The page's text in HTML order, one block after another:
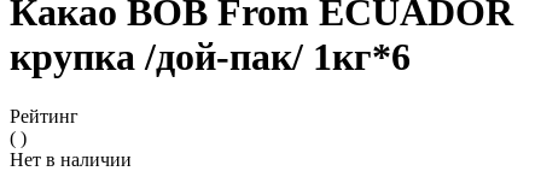
Какао BOB From ECUADOR
крупка /дой-пак/ 1кг*6
Рейтинг
( )
Нет в наличии